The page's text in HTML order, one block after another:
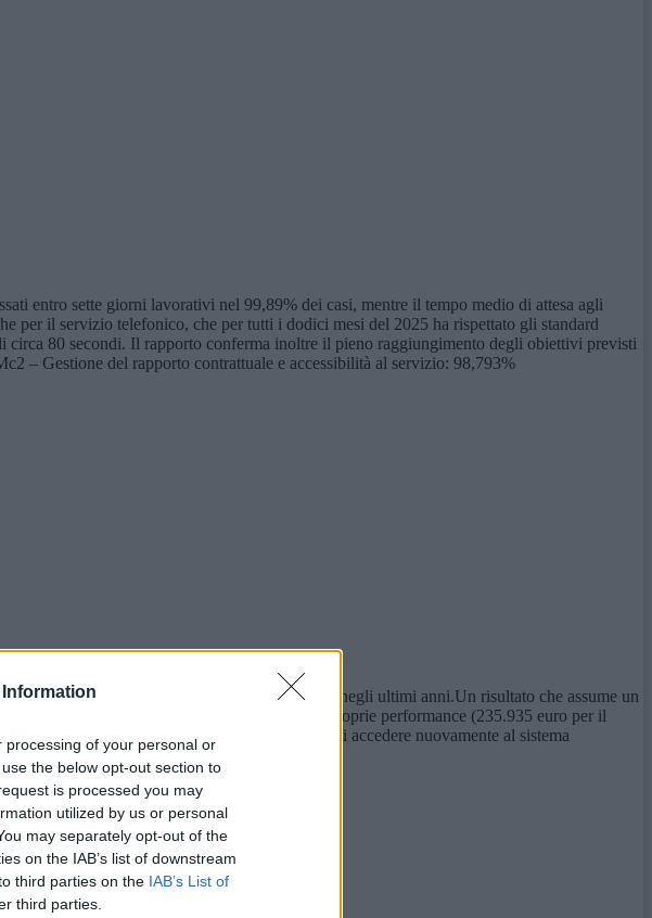
of your personal or
the below opt-out section to
is processed you may
utilized by us or personal
may separately opt-out of the
on the IAB’s list of downstream
third parties on the IAB’s List of
third parties.
entro sette giorni lavorativi nel 99,89% dei casi, mentre il tempo medio di attesa agli
per il servizio telefonico, che per tutti i dodici mesi del 2025 ha rispettato gli standard
80 secondi. Il rapporto conferma inoltre il pieno raggiungimento degli obiettivi previsti
– Gestione del rapporto contrattuale e accessibilità al servizio: 98,793%
un percorso di miglioramento costante negli ultimi anni.Un risultato che assume un
di 451.174 euro da parte di Arera per le proprie performance (235.935 euro per il
pienamente raggiunti e il gestore prevede di accedere nuovamente al sistema